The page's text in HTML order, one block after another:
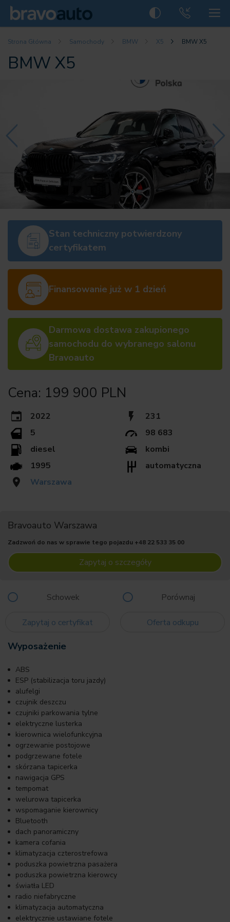
Strona Główna Samochody BMW X5 BMW X5
BMW X5
Stan techniczny potwierdzony
certyfikatem
Finansowanie już w 1 dzień
Darmowa dostawa zakupionego
samochodu do wybranego salonu
Bravoauto
Cena: 199 900 PLN
2022
231
5
98 683
diesel
kombi
1995
automatyczna
Warszawa
Bravoauto Warszawa
Zadzwoń do nas w sprawie tego pojazdu +48 22 533 35 00
Zapytaj o szczegóły
Schowek Porównaj
Zapytaj o certyfikat Oferta odkupu
Wyposażenie
ABS
ESP (stabilizacja toru jazdy)
alufelgi
czujnik deszczu
czujniki parkowania tylne
elektryczne lusterka
kierownica wielofunkcyjna
ogrzewanie postojowe
podgrzewane fotele
skórzana tapicerka
nawigacja GPS
tempomat
welurowa tapicerka
wspomaganie kierownicy
Bluetooth
dach panoramiczny
kamera cofania
klimatyzacja czterostrefowa
poduszka powietrzna pasażera
poduszka powietrzna kierowcy
światła LED
radio niefabryczne
klimatyzacja automatyczna
elektrycznie ustawiane fotele